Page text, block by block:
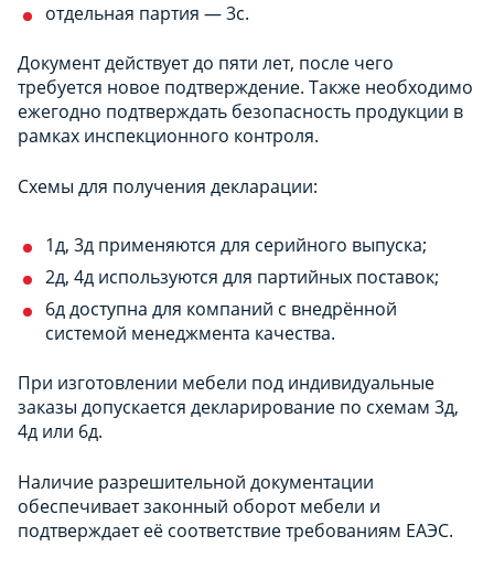
отдельная партия — 3с.
Документ действует до пяти лет, после чего
требуется новое подтверждение. Также необходимо
ежегодно подтверждать безопасность продукции в
рамках инспекционного контроля.
Схемы для получения декларации:
1д, 3д применяются для серийного выпуска;
2д, 4д используются для партийных поставок;
6д доступна для компаний с внедрённой
системой менеджмента качества.
При изготовлении мебели под индивидуальные
заказы допускается декларирование по схемам 3д,
4д или 6д.
Наличие разрешительной документации
обеспечивает законный оборот мебели и
подтверждает её соответствие требованиям ЕАЭС.